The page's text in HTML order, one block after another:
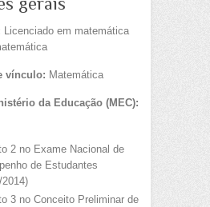
Licenciado em matemática
vínculo: Matemática
da Educação (MEC):
2 no Exame Nacional de
de Estudantes
2014)
3 no Conceito Preliminar de